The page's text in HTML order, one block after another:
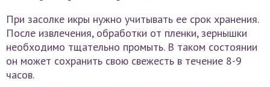
При засолке икры нужно учитывать ее срок хранения.
После извлечения, обработки от пленки, зернышки
необходимо тщательно промыть. В таком состоянии
он может сохранить свою свежесть в течение 8-9
часов.